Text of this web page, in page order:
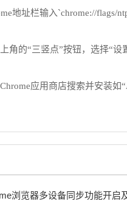
地址栏输入`chrome://flags/
角的“三竖点”按钮，选择“设
应用商店搜索并安装如
浏览器多设备同步功能开启